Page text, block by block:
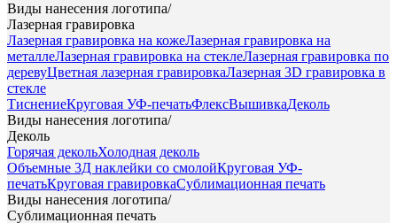
Виды нанесения логотипа/
Лазерная гравировка
Лазерная гравировка на кожеЛазерная гравировка на
металлеЛазерная гравировка на стеклеЛазерная гравировка по
деревуЦветная лазерная гравировкаЛазерная 3D гравировка в
стекле
ТиснениеКруговая УФ-печатьФлексВышивкаДеколь
Виды нанесения логотипа/
Деколь
Горячая декольХолодная деколь
Объемные 3Д наклейки со смолойКруговая УФ-
печатьКруговая гравировкаСублимационная печать
Виды нанесения логотипа/
Сублимационная печать